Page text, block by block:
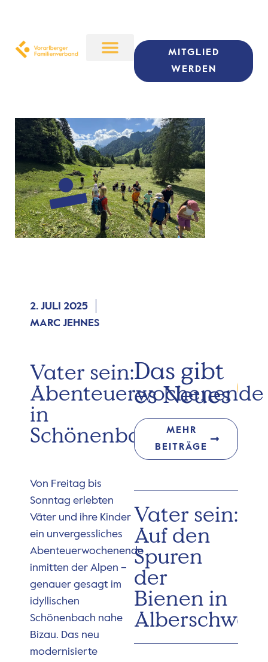
MITGLIED
WERDEN
2. JULI 2025
MARC JEHNES
Vater sein:
Abenteuerwochenende
in
Schönenbach
Von Freitag bis
Sonntag erlebten
Väter und ihre Kinder
ein unvergessliches
Abenteuerwochenende
inmitten der Alpen –
genauer gesagt im
idyllischen
Schönenbach nahe
Bizau. Das neu
modernisierte
Das gibt
es Neues
MEHR
BEITRÄGE
Vater sein:
Auf den
Spuren
der
Bienen in